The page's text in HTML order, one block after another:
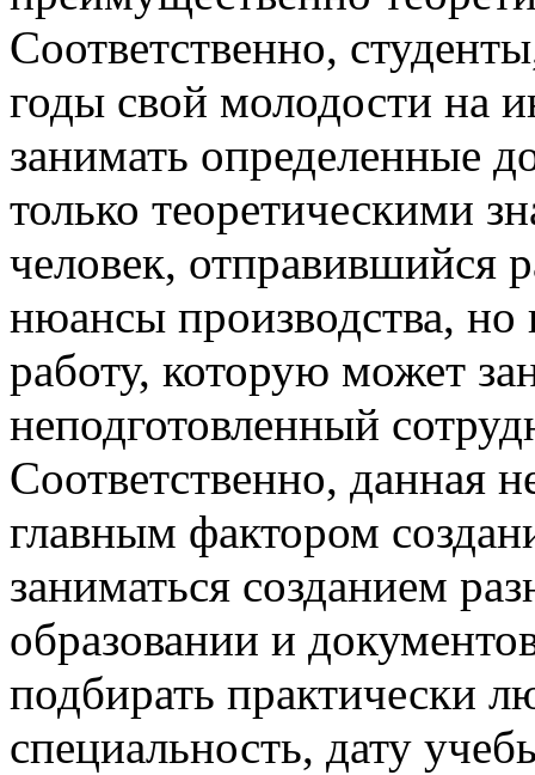
Соответственно,
годы свой молодости на
занимать определенные
только теоретическими
человек, отправившийся
нюансы производства, но
работу, которую может
неподготовленный
Соответственно, данная
главным фактором
заниматься созданием
образовании и
подбирать практически
специальность, дату